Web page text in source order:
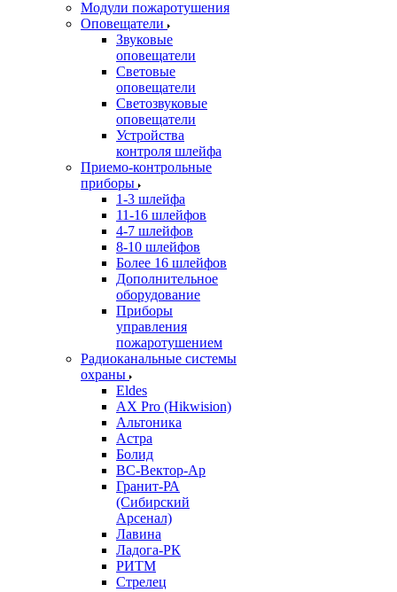
Модули пожаротушения
Оповещатели
Звуковые
оповещатели
Световые
оповещатели
Светозвуковые
оповещатели
Устройства
контроля шлейфа
Приемо-контрольные
приборы
1-3 шлейфа
11-16 шлейфов
4-7 шлейфов
8-10 шлейфов
Более 16 шлейфов
Дополнительное
оборудование
Приборы
управления
пожаротушением
Радиоканальные системы
охраны
Eldes
AX Pro (Hikwision)
Альтоника
Астра
Болид
ВС-Вектор-Ар
Гранит-РА
(Сибирский
Арсенал)
Лавина
Ладога-РК
РИТМ
Стрелец